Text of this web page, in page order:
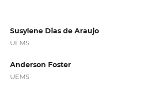
Susylene Dias de Araujo
UEMS
Anderson Foster
UEMS